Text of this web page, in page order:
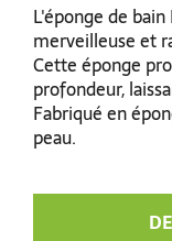
L'éponge de
merveilleuse et
Cette éponge
profondeur,
Fabriqué en
peau.